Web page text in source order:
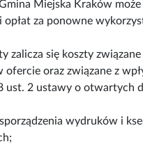
Miejska Kraków
za ponowne
zalicza się koszty
oraz związane z
2 ustawy o otwartych
wydruków i